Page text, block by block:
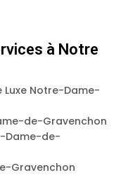
à Notre
Luxe Notre-Dame-
de-Gravenchon
Dame-de-
Gravenchon